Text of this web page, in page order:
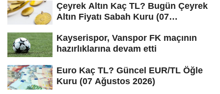
Çeyrek Altın Kaç TL? Bugün Çeyrek
Altın Fiyatı Sabah Kuru (07
Kayserispor, Vanspor FK maçının
hazırlıklarına devam etti
Euro Kaç TL? Güncel EUR/TL Öğle
Kuru (07 Ağustos 2026)